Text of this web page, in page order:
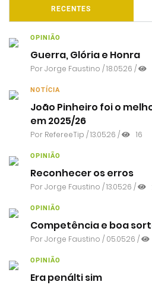
RECENTES
OPINIÃO
Guerra, Glória e Honra
PorJorge Faustino / 18.05.26 /
NOTÍCIA
João Pinheiro foi o
em 2025/26
Por RefereeTip / 13.05.26 / 16
OPINIÃO
Reconhecer os erros
PorJorge Faustino / 13.05.26 /
OPINIÃO
Competência e boa
PorJorge Faustino / 05.05.26 /
OPINIÃO
Era penálti sim